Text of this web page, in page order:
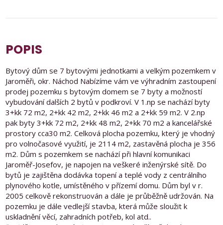
POPIS
Bytový dům se 7 bytovými jednotkami a velkým pozemkem v
Jaroměři, okr. Náchod Nabízíme vám ve výhradním zastoupení
prodej pozemku s bytovým domem se 7 byty a možností
vybudování dalších 2 bytů v podkroví. V 1.np se nachází byty
3+kk 72 m2, 2+kk 42 m2, 2+kk 46 m2 a 2+kk 59 m2. V 2.np
pak byty 3+kk 72 m2, 2+kk 48 m2, 2+kk 70 m2 a kancelářské
prostory cca30 m2. Celková plocha pozemku, který je vhodný
pro volnočasové využití, je 2114 m2, zastavěná plocha je 356
m2. Dům s pozemkem se nachází při hlavní komunikaci
Jaroměř-Josefov, je napojen na veškeré inženýrské sítě. Do
bytů je zajištěna dodávka topení a teplé vody z centrálního
plynového kotle, umístěného v přízemí domu. Dům byl v r.
2005 celkově rekonstruován a dále je průběžně udržován. Na
pozemku je dále vedlejší stavba, která může sloužit k
uskladnění věcí, zahradních potřeb, kol atd..